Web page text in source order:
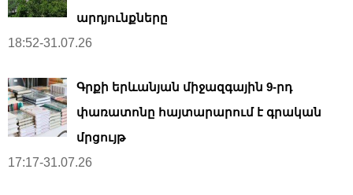
արդյունքները
18:52-31.07.26
Գրքի երևանյան միջազգային 9-րդ
փառատոնը հայտարարում է գրական
մրցույթ
17:17-31.07.26